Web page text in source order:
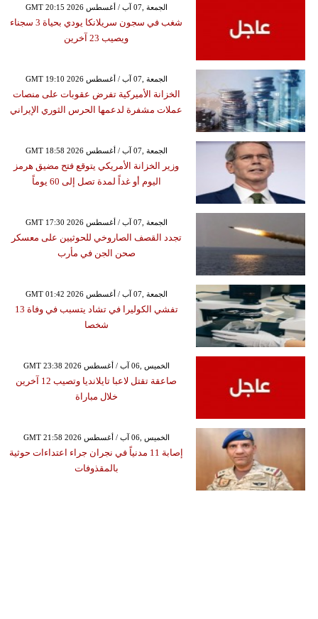
GMT 20:15 2026 الجمعة ,07 آب / أغسطس
شغب في سجون سريلانكا يودي بحياة 3 سجناء
ويصيب 23 آخرين
GMT 19:10 2026 الجمعة ,07 آب / أغسطس
الخزانة الأميركية تفرض عقوبات على منصات
عملات مشفرة لدعمها الحرس الثوري الإيراني
GMT 18:58 2026 الجمعة ,07 آب / أغسطس
وزير الخزانة الأمريكي يتوقع فتح مضيق هرمز
اليوم أو غداً لمدة تصل إلى 60 يوماً
GMT 17:30 2026 الجمعة ,07 آب / أغسطس
تجدد القصف الصاروخي للحوثيين على معسكر
صحن الجن في مأرب
GMT 01:42 2026 الجمعة ,07 آب / أغسطس
تفشي الكوليرا في تشاد يتسبب في وفاة 13
شخصا
GMT 23:38 2026 الخميس ,06 آب / أغسطس
صاعقة تقتل لاعبا تايلانديا وتصيب 12 آخرين
خلال مباراة
GMT 21:58 2026 الخميس ,06 آب / أغسطس
إصابة 11 مدنياً في نجران جراء اعتداءات حوثية
بالمقذوفات